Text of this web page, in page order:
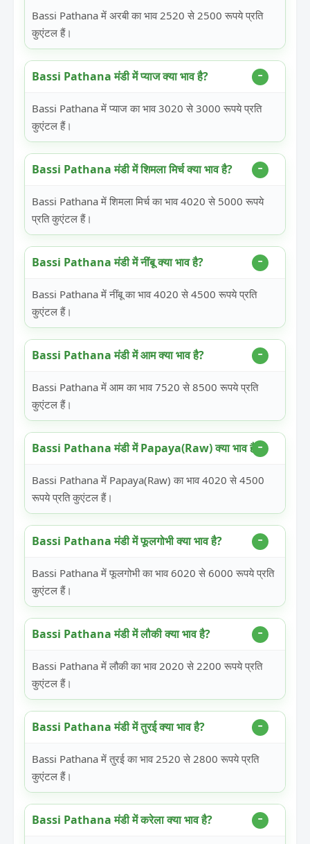
Bassi Pathana में अरबी का भाव 2520 से 2500 रूपये प्रति
कुएंटल हैं।
Bassi Pathana मंडी में प्याज क्या भाव है?
Bassi Pathana में प्याज का भाव 3020 से 3000 रूपये प्रति
कुएंटल हैं।
Bassi Pathana मंडी में शिमला मिर्च क्या भाव है?
Bassi Pathana में शिमला मिर्च का भाव 4020 से 5000 रूपये
प्रति कुएंटल हैं।
Bassi Pathana मंडी में नींबू क्या भाव है?
Bassi Pathana में नींबू का भाव 4020 से 4500 रूपये प्रति
कुएंटल हैं।
Bassi Pathana मंडी में आम क्या भाव है?
Bassi Pathana में आम का भाव 7520 से 8500 रूपये प्रति
कुएंटल हैं।
Bassi Pathana मंडी में Papaya(Raw) क्या भाव है?
Bassi Pathana में Papaya(Raw) का भाव 4020 से 4500
रूपये प्रति कुएंटल हैं।
Bassi Pathana मंडी में फूलगोभी क्या भाव है?
Bassi Pathana में फूलगोभी का भाव 6020 से 6000 रूपये प्रति
कुएंटल हैं।
Bassi Pathana मंडी में लौकी क्या भाव है?
Bassi Pathana में लौकी का भाव 2020 से 2200 रूपये प्रति
कुएंटल हैं।
Bassi Pathana मंडी में तुरई क्या भाव है?
Bassi Pathana में तुरई का भाव 2520 से 2800 रूपये प्रति
कुएंटल हैं।
Bassi Pathana मंडी में करेला क्या भाव है?